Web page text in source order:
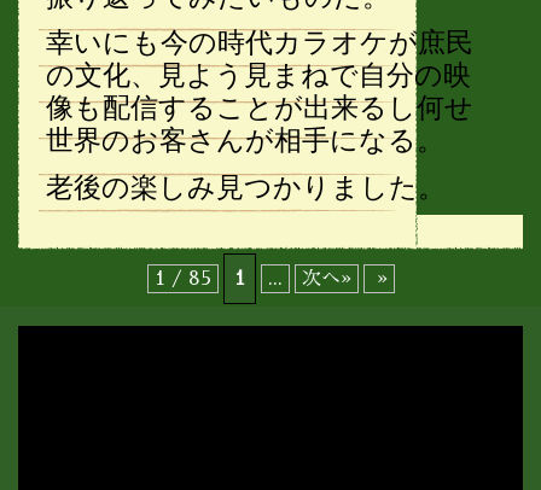
幸いにも今の時代カラオケが庶民
の文化、見よう見まねで自分の映
像も配信することが出来るし何せ
世界のお客さんが相手になる。
老後の楽しみ見つかりました。
1 / 85 1 ... 次へ» »